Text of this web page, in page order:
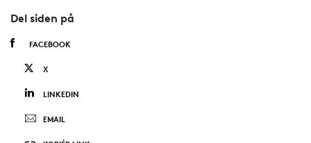
Del siden på
FACEBOOK
X
LINKEDIN
EMAIL